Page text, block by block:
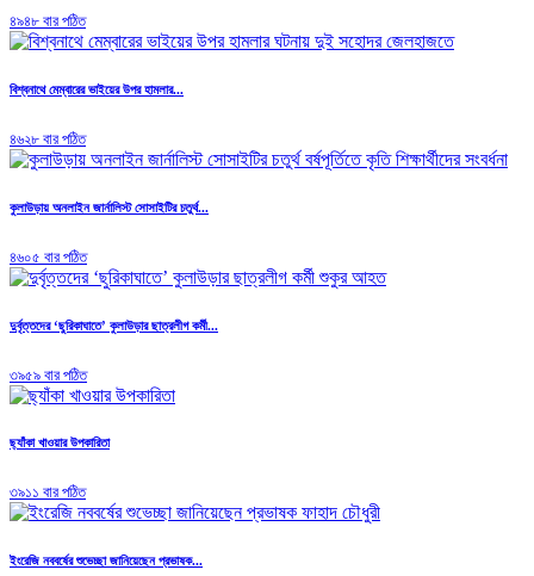
৪৯৪৮ বার পঠিত
বিশ্বনাথে মেম্বারের ভাইয়ের উপর হামলার...
৪৬২৮ বার পঠিত
কুলাউড়ায় অনলাইন জার্নালিস্ট সোসাইটির চতুর্থ...
৪৬০৫ বার পঠিত
দুর্বৃত্তদের ‘ছুরিকাঘাতে’ কুলাউড়ার ছাত্রলীগ কর্মী...
৩৯৫৯ বার পঠিত
ছ্যাঁকা খাওয়ার উপকারিতা
৩৯১১ বার পঠিত
ইংরেজি নববর্ষের শুভেচ্ছা জানিয়েছেন প্রভাষক...